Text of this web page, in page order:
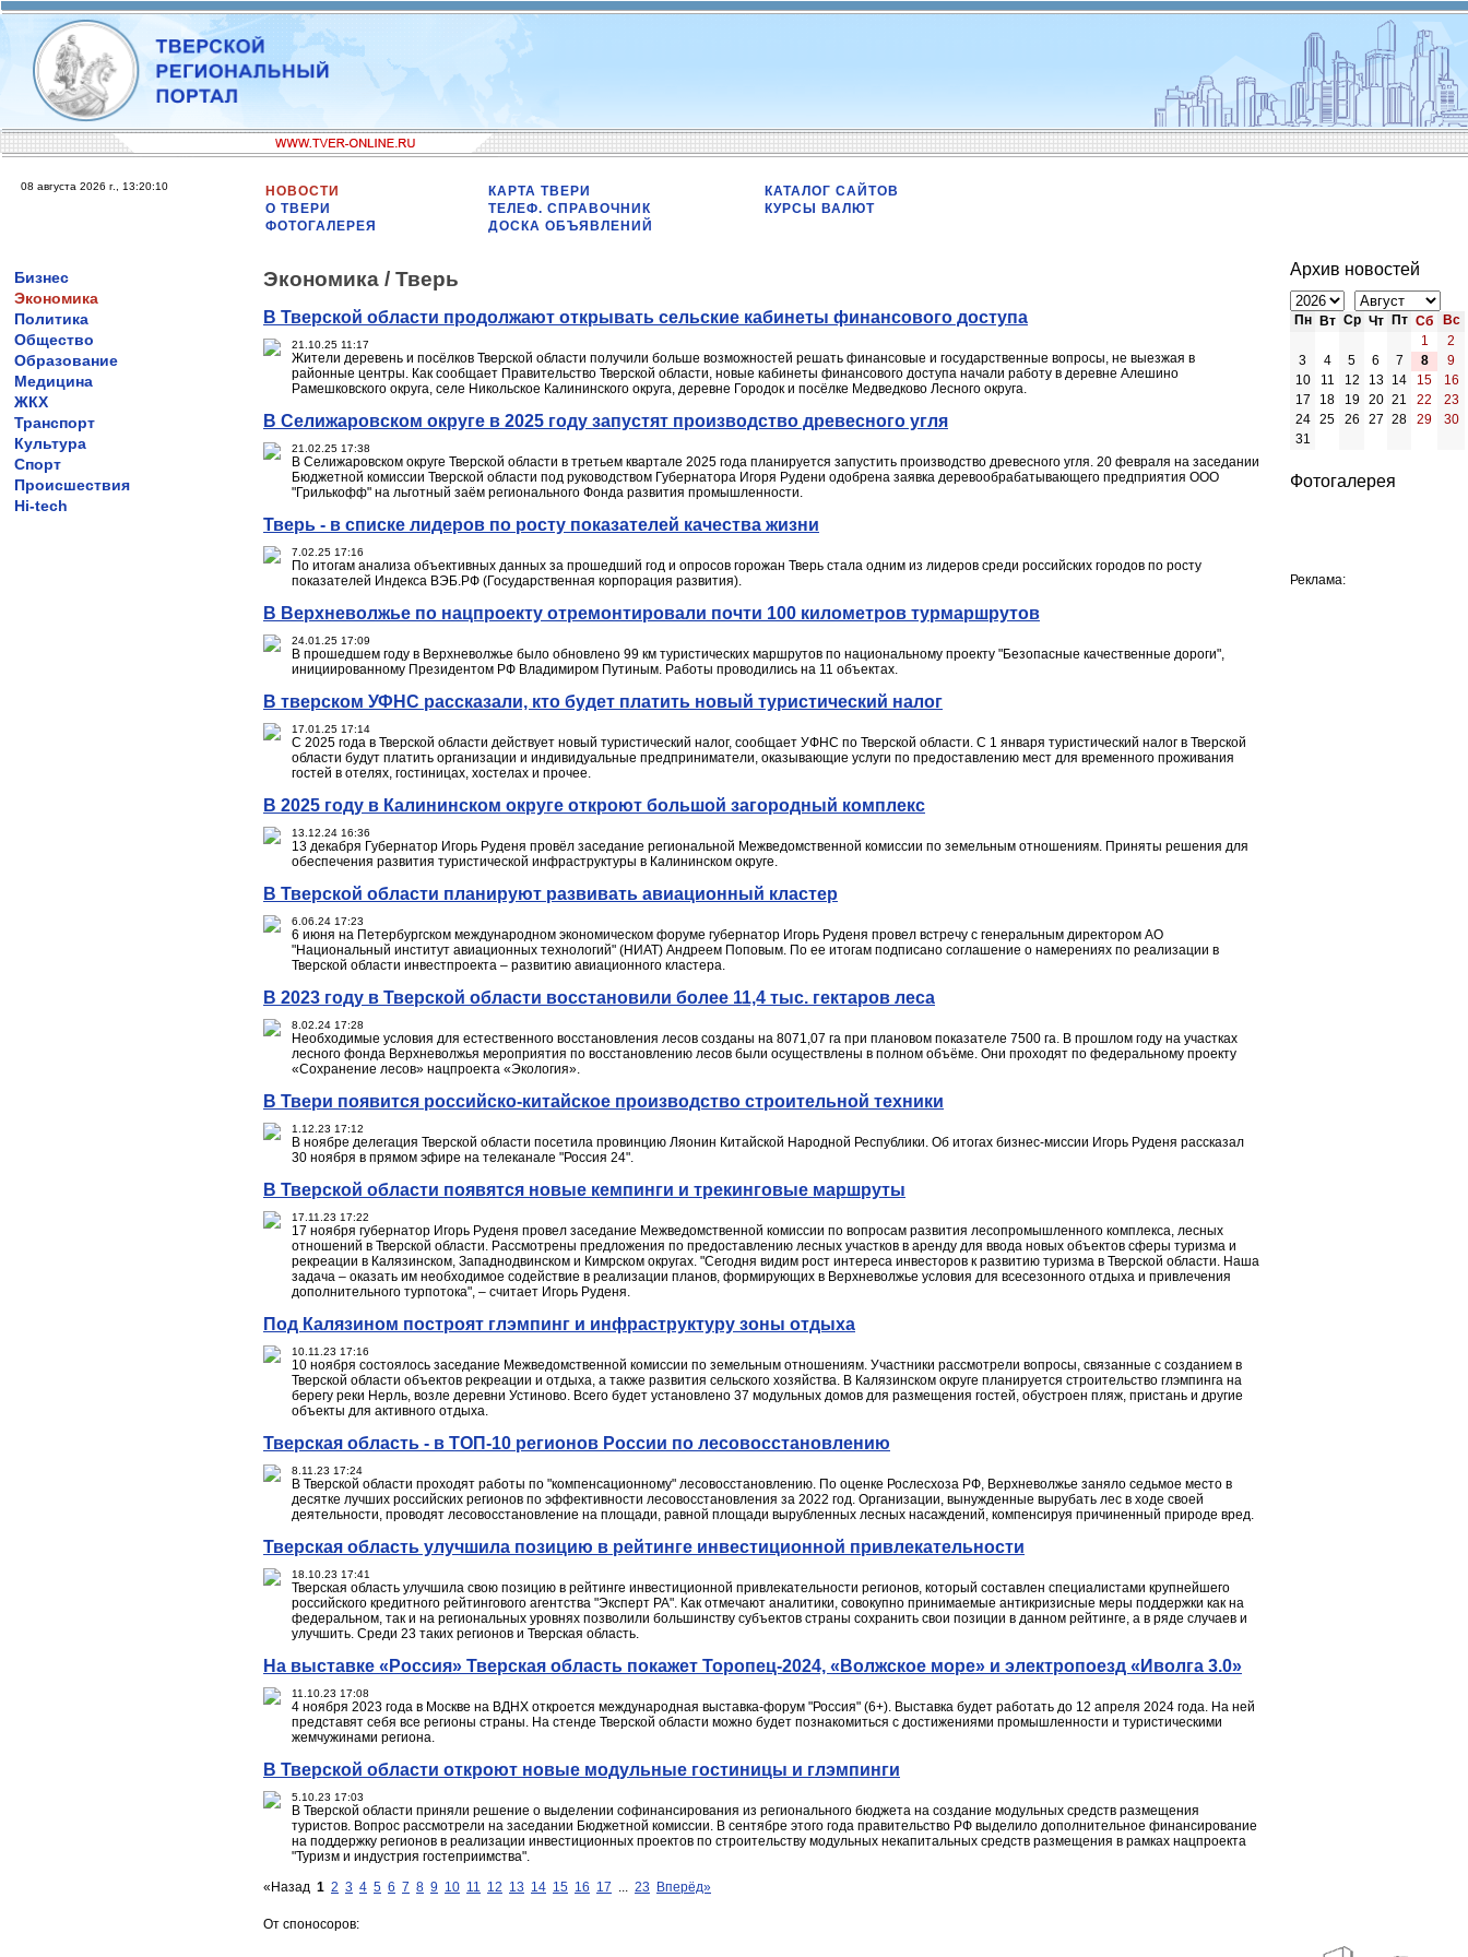
08 августа 2026 г., 13:20:10
НОВОСТИ
О ТВЕРИ
ФОТОГАЛЕРЕЯ
КАРТА ТВЕРИ
ТЕЛЕФ. СПРАВОЧНИК
ДОСКА ОБЪЯВЛЕНИЙ
КАТАЛОГ САЙТОВ
КУРСЫ ВАЛЮТ
Бизнес
Экономика
Политика
Общество
Образование
Медицина
ЖКХ
Транспорт
Культура
Спорт
Происшествия
Hi-tech
Экономика / Тверь
В Тверской области продолжают открывать сельские кабинеты финансового доступа
21.10.25 11:17
Жители деревень и посёлков Тверской области получили больше возможностей решать финансовые и государственные вопросы, не выезжая в
районные центры. Как сообщает Правительство Тверской области, новые кабинеты финансового доступа начали работу в деревне Алешино
Рамешковского округа, селе Никольское Калининского округа, деревне Городок и посёлке Медведково Лесного округа.
В Селижаровском округе в 2025 году запустят производство древесного угля
21.02.25 17:38
В Селижаровском округе Тверской области в третьем квартале 2025 года планируется запустить производство древесного угля. 20 февраля на заседании
Бюджетной комиссии Тверской области под руководством Губернатора Игоря Рудени одобрена заявка деревообрабатывающего предприятия ООО
"Грилькофф" на льготный заём регионального Фонда развития промышленности.
Тверь - в списке лидеров по росту показателей качества жизни
7.02.25 17:16
По итогам анализа объективных данных за прошедший год и опросов горожан Тверь стала одним из лидеров среди российских городов по росту
показателей Индекса ВЭБ.РФ (Государственная корпорация развития).
В Верхневолжье по нацпроекту отремонтировали почти 100 километров турмаршрутов
24.01.25 17:09
В прошедшем году в Верхневолжье было обновлено 99 км туристических маршрутов по национальному проекту "Безопасные качественные дороги",
инициированному Президентом РФ Владимиром Путиным. Работы проводились на 11 объектах.
В тверском УФНС рассказали, кто будет платить новый туристический налог
17.01.25 17:14
С 2025 года в Тверской области действует новый туристический налог, сообщает УФНС по Тверской области. С 1 января туристический налог в Тверской
области будут платить организации и индивидуальные предприниматели, оказывающие услуги по предоставлению мест для временного проживания
гостей в отелях, гостиницах, хостелах и прочее.
В 2025 году в Калининском округе откроют большой загородный комплекс
13.12.24 16:36
13 декабря Губернатор Игорь Руденя провёл заседание региональной Межведомственной комиссии по земельным отношениям. Приняты решения для
обеспечения развития туристической инфраструктуры в Калининском округе.
В Тверской области планируют развивать авиационный кластер
6.06.24 17:23
6 июня на Петербургском международном экономическом форуме губернатор Игорь Руденя провел встречу с генеральным директором АО
"Национальный институт авиационных технологий" (НИАТ) Андреем Поповым. По ее итогам подписано соглашение о намерениях по реализации в
Тверской области инвестпроекта – развитию авиационного кластера.
В 2023 году в Тверской области восстановили более 11,4 тыс. гектаров леса
8.02.24 17:28
Необходимые условия для естественного восстановления лесов созданы на 8071,07 га при плановом показателе 7500 га. В прошлом году на участках
лесного фонда Верхневолжья мероприятия по восстановлению лесов были осуществлены в полном объёме. Они проходят по федеральному проекту
«Сохранение лесов» нацпроекта «Экология».
В Твери появится российско-китайское производство строительной техники
1.12.23 17:12
В ноябре делегация Тверской области посетила провинцию Ляонин Китайской Народной Республики. Об итогах бизнес-миссии Игорь Руденя рассказал
30 ноября в прямом эфире на телеканале "Россия 24".
В Тверской области появятся новые кемпинги и трекинговые маршруты
17.11.23 17:22
17 ноября губернатор Игорь Руденя провел заседание Межведомственной комиссии по вопросам развития лесопромышленного комплекса, лесных
отношений в Тверской области. Рассмотрены предложения по предоставлению лесных участков в аренду для ввода новых объектов сферы туризма и
рекреации в Калязинском, Западнодвинском и Кимрском округах. "Сегодня видим рост интереса инвесторов к развитию туризма в Тверской области. Наша
задача – оказать им необходимое содействие в реализации планов, формирующих в Верхневолжье условия для всесезонного отдыха и привлечения
дополнительного турпотока", – считает Игорь Руденя.
Под Калязином построят глэмпинг и инфраструктуру зоны отдыха
10.11.23 17:16
10 ноября состоялось заседание Межведомственной комиссии по земельным отношениям. Участники рассмотрели вопросы, связанные с созданием в
Тверской области объектов рекреации и отдыха, а также развития сельского хозяйства. В Калязинском округе планируется строительство глэмпинга на
берегу реки Нерль, возле деревни Устиново. Всего будет установлено 37 модульных домов для размещения гостей, обустроен пляж, пристань и другие
объекты для активного отдыха.
Тверская область - в ТОП-10 регионов России по лесовосстановлению
8.11.23 17:24
В Тверской области проходят работы по "компенсационному" лесовосстановлению. По оценке Рослесхоза РФ, Верхневолжье заняло седьмое место в
десятке лучших российских регионов по эффективности лесовосстановления за 2022 год. Организации, вынужденные вырубать лес в ходе своей
деятельности, проводят лесовосстановление на площади, равной площади вырубленных лесных насаждений, компенсируя причиненный природе вред.
Тверская область улучшила позицию в рейтинге инвестиционной привлекательности
18.10.23 17:41
Тверская область улучшила свою позицию в рейтинге инвестиционной привлекательности регионов, который составлен специалистами крупнейшего
российского кредитного рейтингового агентства "Эксперт РА". Как отмечают аналитики, совокупно принимаемые антикризисные меры поддержки как на
федеральном, так и на региональных уровнях позволили большинству субъектов страны сохранить свои позиции в данном рейтинге, а в ряде случаев и
улучшить. Среди 23 таких регионов и Тверская область.
На выставке «Россия» Тверская область покажет Торопец-2024, «Волжское море» и электропоезд «Иволга 3.0»
11.10.23 17:08
4 ноября 2023 года в Москве на ВДНХ откроется международная выставка-форум "Россия" (6+). Выставка будет работать до 12 апреля 2024 года. На ней
представят себя все регионы страны. На стенде Тверской области можно будет познакомиться с достижениями промышленности и туристическими
жемчужинами региона.
В Тверской области откроют новые модульные гостиницы и глэмпинги
5.10.23 17:03
В Тверской области приняли решение о выделении софинансирования из регионального бюджета на создание модульных средств размещения
туристов. Вопрос рассмотрели на заседании Бюджетной комиссии. В сентябре этого года правительство РФ выделило дополнительное финансирование
на поддержку регионов в реализации инвестиционных проектов по строительству модульных некапитальных средств размещения в рамках нацпроекта
"Туризм и индустрия гостеприимства".
«Назад 1 2 3 4 5 6 7 8 9 10 11 12 13 14 15 16 17 ... 23 Вперёд»
От споносоров:
Архив новостей
Пн Вт Ср Чт Пт Сб
Вс
1
2
3
4 5 6 7 8
9
10
11 12 13 14 15
16
17
18 19 20 21 22
23
24
25 26 27 28 29
30
31
Фотогалерея
Реклама: